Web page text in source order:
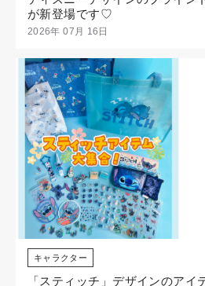
が新登場です♡
2026年 07月 16日
キャラクター
「スティッチ」デザインのアイ